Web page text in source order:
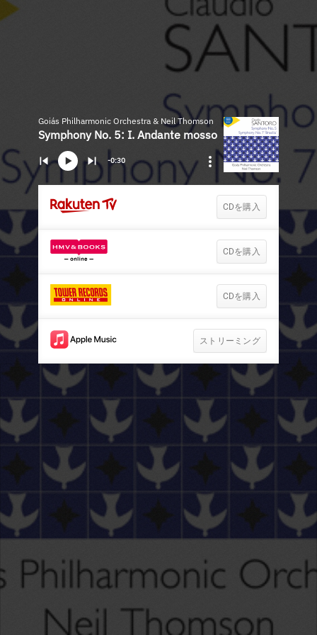
Goiás Philharmonic Orchestra & Neil Thomson
Symphony No. 5: I. Andante mosso
-0:30
CDを購入
CDを購入
CDを購入
ストリーミング